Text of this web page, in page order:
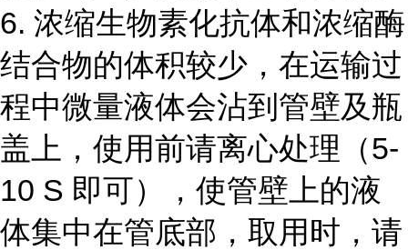
6. 浓缩生物素化抗体和浓缩酶
结合物的体积较少，在运输过
程中微量液体会沾到管壁及瓶
盖上，使用前请离心处理（5-
10 S 即可），使管壁上的液
体集中在管底部，取用时，请